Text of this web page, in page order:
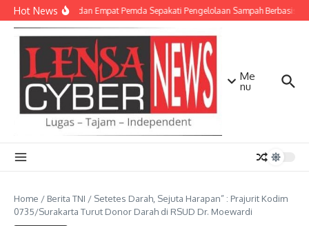
Lewati ke konten
Hot NewsTNI AD dan Empat Pemda Sepakati Pengelolaan Sampah Berbasis
Me
nu
Home / Berita TNI / Setetes Darah, Sejuta Harapan” : Prajurit Kodim
0735/Surakarta Turut Donor Darah di RSUD Dr. Moewardi